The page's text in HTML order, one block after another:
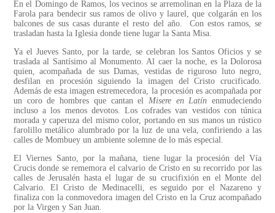
En el Domingo de Ramos, los vecinos se arremolinan en la Plaza de la
Farola para bendecir sus ramos de olivo y laurel, que colgarán en los
balcones de sus casas durante el resto del año. Con estos ramos, se
trasladan hasta la Iglesia donde tiene lugar la Santa Misa.
Ya el Jueves Santo, por la tarde, se celebran los Santos Oficios y se
traslada al Santísimo al Monumento. Al caer la noche, es la Dolorosa
quien, acompañada de sus Damas, vestidas de riguroso luto negro,
desfilan en procesión siguiendo la imagen del Cristo crucificado.
Además de esta imagen estremecedora, la procesión es acompañada por
un coro de hombres que cantan el Misere en Latín enmudeciendo
incluso a los menos devotos. Los cofrades van vestidos con túnica
morada y caperuza del mismo color, portando en sus manos un rústico
farolillo metálico alumbrado por la luz de una vela, confiriendo a las
calles de Mombuey un ambiente solemne de lo más especial.
El Viernes Santo, por la mañana, tiene lugar la procesión del Vía
Crucis donde se rememora el calvario de Cristo en su recorrido por las
calles de Jerusalén hasta el lugar de su crucifixión en el Monte del
Calvario. El Cristo de Medinacelli, es seguido por el Nazareno y
finaliza con la conmovedora imagen del Cristo en la Cruz acompañado
por la Virgen y San Juan.